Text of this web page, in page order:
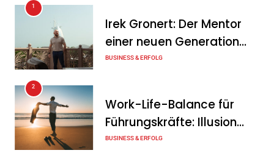
Mitarbeitergespräch pro
Jahr nichts verändert – und
was stattdessen
Verbindlichkeit schafft
Tanja Schiller 7. August 2026
Wenn jede Minute zählt: Wie
1
Irek Gronert: Der Mentor
einer neuen Generation
von Unternehmern
BUSINESS & ERFOLG
2
Work-Life-Balance für
Führungskräfte: Illusion
oder echte Chance?
BUSINESS & ERFOLG